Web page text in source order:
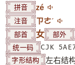
拼音 zé
注音 ㄗㄜˊ
部首 女 部外
统一码 CJK
字形结构 左右结